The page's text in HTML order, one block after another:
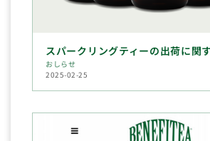
スパークリングティーの出荷に関
おしらせ
2025-02-25